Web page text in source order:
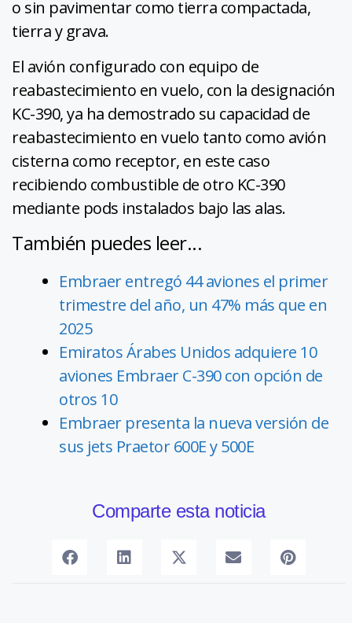
o sin pavimentar como tierra compactada,
tierra y grava.
El avión configurado con equipo de
reabastecimiento en vuelo, con la designación
KC-390, ya ha demostrado su capacidad de
reabastecimiento en vuelo tanto como avión
cisterna como receptor, en este caso
recibiendo combustible de otro KC-390
mediante pods instalados bajo las alas.
También puedes leer...
Embraer entregó 44 aviones el primer
trimestre del año, un 47% más que en
2025
Emiratos Árabes Unidos adquiere 10
aviones Embraer C-390 con opción de
otros 10
Embraer presenta la nueva versión de
sus jets Praetor 600E y 500E
Comparte esta noticia